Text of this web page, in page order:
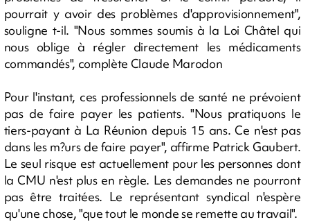
pourrait y avoir des problèmes d'approvisionnement",
souligne t-il. "Nous sommes soumis à la Loi Châtel qui
nous oblige à régler directement les médicaments
commandés", complète Claude Marodon
Pour l'instant, ces professionnels de santé ne prévoient
pas de faire payer les patients. "Nous pratiquons le
tiers-payant à La Réunion depuis 15 ans. Ce n'est pas
dans les m?urs de faire payer", affirme Patrick Gaubert.
Le seul risque est actuellement pour les personnes dont
la CMU n'est plus en règle. Les demandes ne pourront
pas être traitées. Le représentant syndical n'espère
qu'une chose, "que tout le monde se remette au travail".